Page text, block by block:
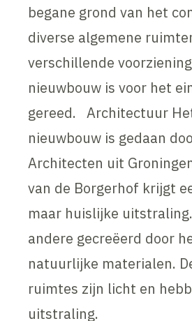
begane grond van het
diverse algemene
verschillende
nieuwbouw is voor het
gereed. Architectuur
nieuwbouw is gedaan
Architecten uit
van de Borgerhof krijgt
maar huislijke
andere gecreëerd door
natuurlijke materialen.
ruimtes zijn licht en
uitstraling.